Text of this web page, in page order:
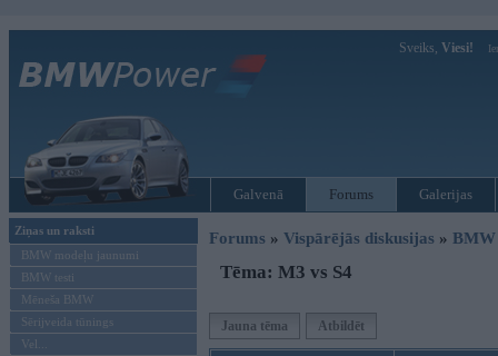
Sveiks, Viesi!
Galvenā Forums Galerijas
Ziņas un raksti
BMW modeļu jaunumi
BMW testi
Mēneša BMW
Sērijveida tūnings
Vel...
Forums » Vispārējās diskusijas »
Tēma: M3 vs S4
Jauna tēma Atbildēt